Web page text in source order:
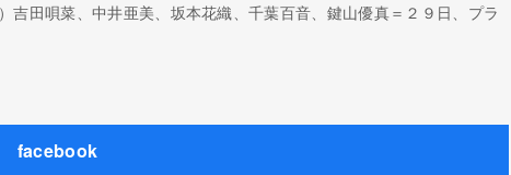
田唄菜、中井亜美、坂本花織、千葉百音、鍵山優真＝２９日、プラ
facebook